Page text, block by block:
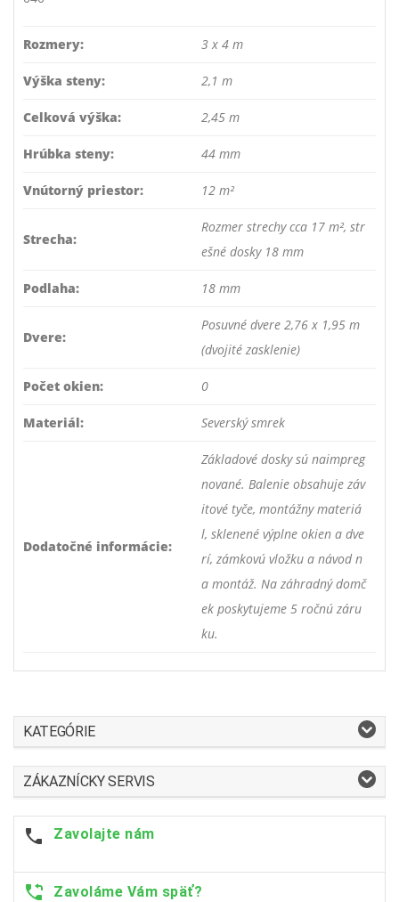
Rozmery: 3 x 4 m
Výška steny: 2,1 m
Celková výška: 2,45 m
Hrúbka steny: 44 mm
Vnútorný priestor: 12 m²
Strecha:
Rozmer strechy cca 17 m², str
ešné dosky 18 mm
Podlaha: 18 mm
Dvere:
Posuvné dvere 2,76 x 1,95 m
(dvojité zasklenie)
Počet okien: 0
Materiál: Severský smrek
Dodatočné informácie:
Základové dosky sú naimpreg
nované. Balenie obsahuje záv
itové tyče, montážny materiá
l, sklenené výplne okien a dve
rí, zámkovú vložku a návod n
a montáž. Na záhradný domč
ek poskytujeme 5 ročnú záru
ku.
KATEGÓRIE
ZÁKAZNÍCKY SERVIS
Zavolajte nám
Zavoláme Vám späť?